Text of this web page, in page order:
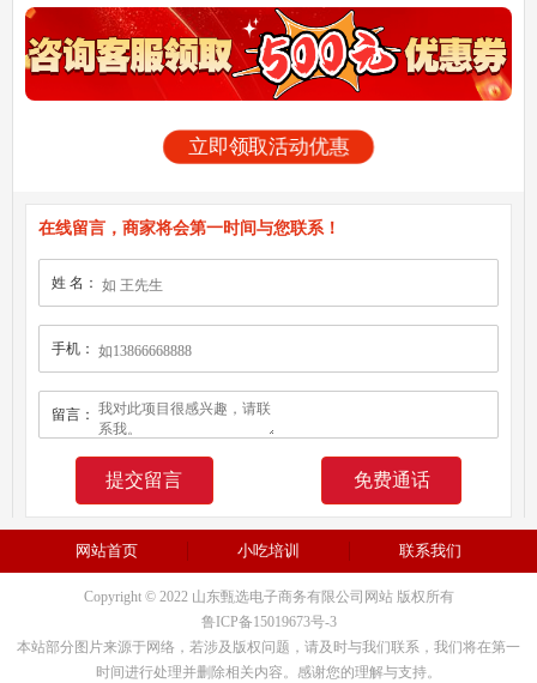
立即领取活动优惠
在线留言，商家将会第一时间与您联系！
姓 名：
手机：
留言：
免费通话
网站首页 小吃培训 联系我们
Copyright © 2022 山东甄选电子商务有限公司网站 版权所有
鲁ICP备15019673号-3
本站部分图片来源于网络，若涉及版权问题，请及时与我们联系，我们将在第一
时间进行处理并删除相关内容。感谢您的理解与支持。